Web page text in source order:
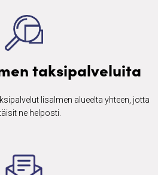
taksipalveluita
Iisalmen alueelta yhteen, jotta
ne helposti.